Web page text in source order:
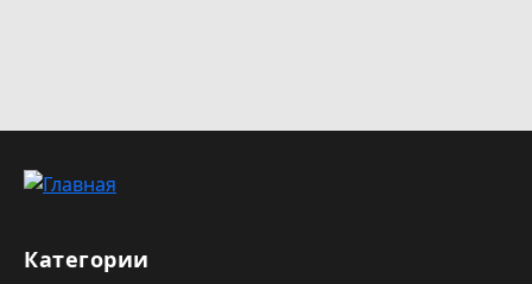
Категории